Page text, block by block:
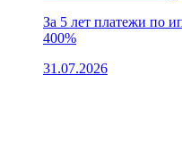
За 5 лет платежи по
400%
31.07.2026